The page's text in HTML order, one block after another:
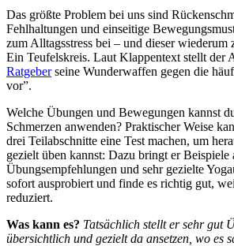
Das größte Problem bei uns sind
Fehlhaltungen und einseitige
zum Alltagsstress bei – und dieser wiederum
Ein Teufelskreis. Laut Klappentext stellt der
Ratgeberseine Wunderwaffen gegen die
vor”.
Welche Übungen und Bewegungen kannst
Schmerzen anwenden? Praktischer Weise
drei Teilabschnitte eine Test machen, um
gezielt üben kannst: Dazu bringt er Beispiele
Übungsempfehlungen und sehr gezielte
sofort ausprobiert und finde es richtig gut,
reduziert.
Was kann es? Tatsächlich stellt er sehr gut
übersichtlich und gezielt da ansetzen, wo es